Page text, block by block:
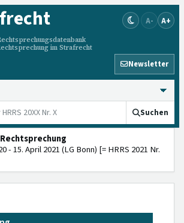
im Strafrecht
A- A+
Newsletter
Suchen
Rechtsprechung
- 15. April 2021 (LG Bonn) [= HRRS 2021 Nr.